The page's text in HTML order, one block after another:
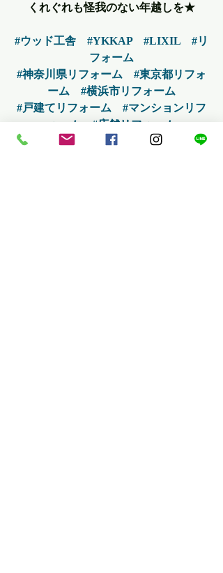
くれぐれも怪我のない年越しを★
#ウッド工舎 #YKKAP #LIXIL
#リ
フォーム
#神奈川県リフォーム
#東京都リフォ
ーム
#横浜市リフォーム
#戸建てリフォーム
#マンションリフ
ォーム
#店舗リフォーム
#水回りリフォーム
#浴室リフォー